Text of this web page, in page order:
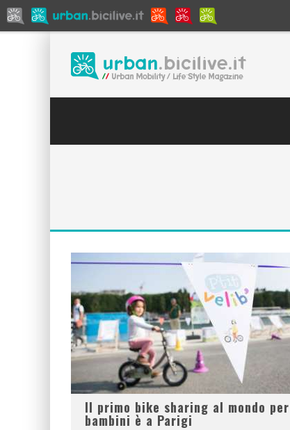
Il primo bike sharing al mondo per
bambini è a Parigi